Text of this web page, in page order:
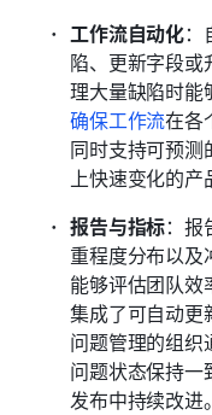
工作流自动化：
陷、更新字段
理大量缺陷时能
确保工作流在各
同时支持可预
上快速变化的产
报告与指标：报
重程度分布以
能够评估团队
集成了可自动
问题管理的组
问题状态保持
发布中持续改进。